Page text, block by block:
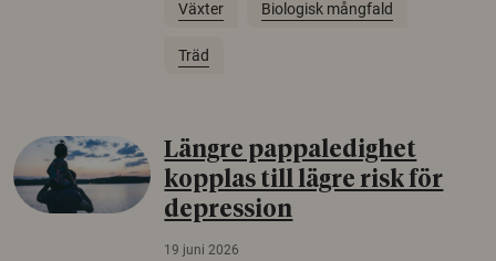
Växter Biologisk mångfald
Träd
Längre pappaledighet
kopplas till lägre risk för
depression
19 juni 2026